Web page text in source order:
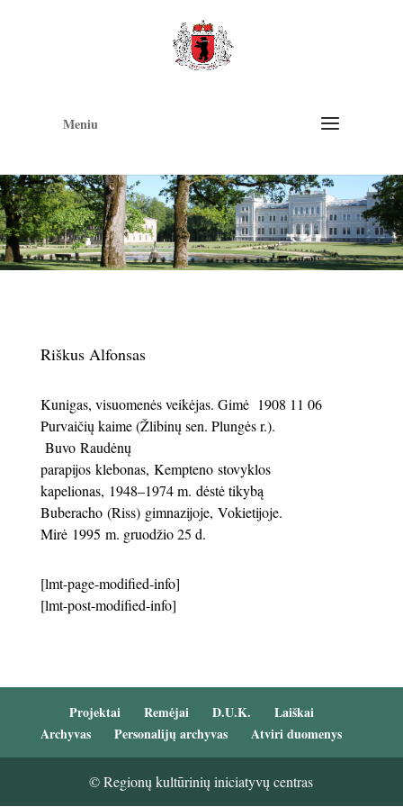
Meniu
Riškus Alfonsas
Kunigas, visuomenės veikėjas. Gimė 1908 11 06
Purvaičių kaime (Žlibinų sen. Plungės r.).
Buvo Raudėnų
parapijos klebonas, Kempteno stovyklos
kapelionas, 1948–1974 m. dėstė tikybą
Buberacho (Riss) gimnazijoje, Vokietijoje.
Mirė 1995 m. gruodžio 25 d.
[lmt-page-modified-info]
[lmt-post-modified-info]
Projektai Remėjai D.U.K.
Laiškai
Archyvas
Personalijų archyvas Atviri duomenys
© Regionų kultūrinių iniciatyvų centras